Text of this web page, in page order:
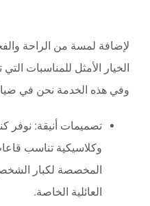
لإضافة لمسة من الراحة
الخيار الأمثل للمناسبات
وفي هذه الخدمة نحن في
تصميمات أنيقة: نوفر
وكلاسيكية تناسب
المخصصة لكبار
العائلية الخاصة.